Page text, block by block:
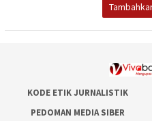
KODE ETIK JURNALISTIK
PEDOMAN MEDIA SIBER